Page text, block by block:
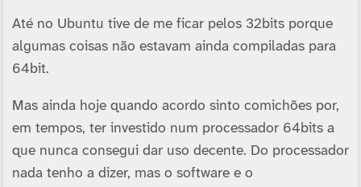
Até no Ubuntu tive de me ficar pelos 32bits porque
algumas coisas não estavam ainda compiladas para
64bit.
Mas ainda hoje quando acordo sinto comichões por,
em tempos, ter investido num processador 64bits a
que nunca consegui dar uso decente. Do processador
nada tenho a dizer, mas o software e o